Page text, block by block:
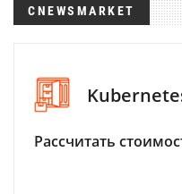
CNEWSMARKET
Рассчитать